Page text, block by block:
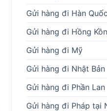
Gửi hàng đi Hàn Quốc
Gửi hàng đi Hồng
Gửi hàng đi Mỹ
Gửi hàng đi Nhật Bản
Gửi hàng đi Phần Lan
Gửi hàng đi Pháp tại